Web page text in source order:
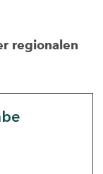
regionalen